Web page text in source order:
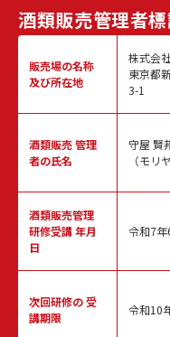
酒類販売管理者
販売場の名称
及び所在地
酒類販売管理
者の氏名
酒類販売管理
研修受講 年月
日
次回研修の受
講期限
株式会
東京都
3-1
守屋 賢
（モリ
令和7
令和10